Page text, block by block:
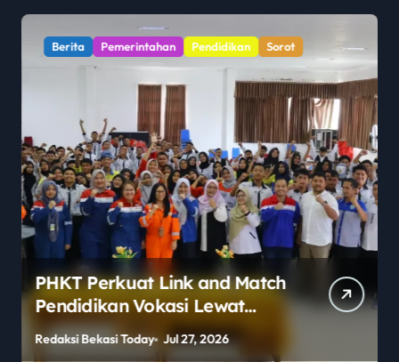
Berita Pemerintahan Pendidikan Sorot
PHKT Perkuat Link and Match
Pendidikan Vokasi Lewat
Program Guru Tamu di SMKN
2 Penajam Paser Utara
Redaksi Bekasi Today Jul 27, 2026